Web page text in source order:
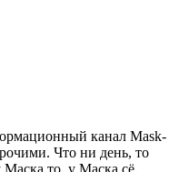
канал Mask-
Что ни день, то